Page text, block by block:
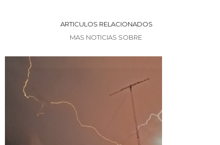
ARTICULOS RELACIONADOS
MAS NOTICIAS SOBRE